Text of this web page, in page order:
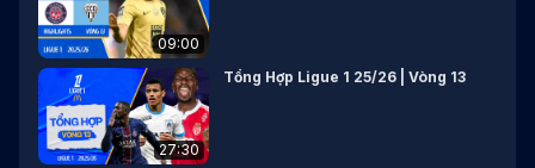
09:00
27:30
Tổng Hợp Ligue 1 25/26 | Vòng 13